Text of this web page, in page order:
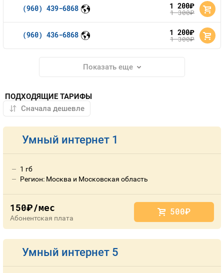
(960) 439-6868 1 200руб.
1 300руб.
(960) 436-6868 1 200руб.
1 300руб.
Показать еще
ПОДХОДЯЩИЕ ТАРИФЫ
Умный интернет 1
1 гб
Регион: Москва и Московская область
150руб./мес
Абонентская плата
500руб.
Умный интернет 5